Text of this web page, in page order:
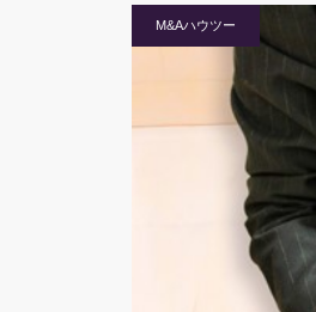
M&Aハウツー